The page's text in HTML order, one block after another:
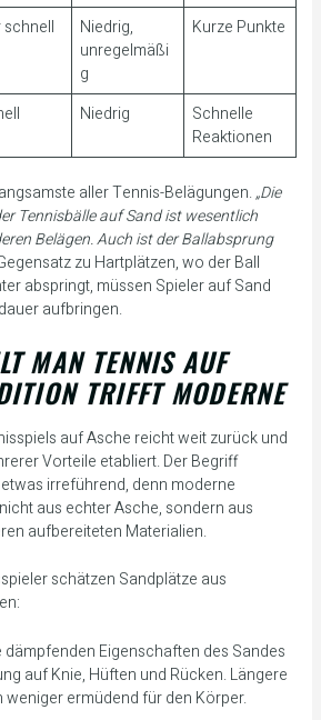
schnell
Niedrig,
unregelmäßi
g
Kurze Punkte
Niedrig
Schnelle
Reaktionen
aller Tennis-Belägungen.„Die
Tennisbälle auf Sand ist wesentlich
Belägen. Auch ist der Ballabsprung
zu Hartplätzen, wo der Ball
abspringt, müssen Spieler auf Sand
aufbringen.
MAN TENNIS AUF
TRIFFT MODERNE
auf Asche reicht weit zurück und
Vorteile etabliert. Der Begriff
irreführend, denn moderne
aus echter Asche, sondern aus
aufbereiteten Materialien.
schätzen Sandplätze aus
dämpfenden Eigenschaften des Sandes
auf Knie, Hüften und Rücken. Längere
ermüdend für den Körper.